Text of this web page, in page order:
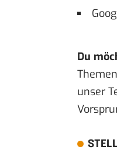
Du
unser